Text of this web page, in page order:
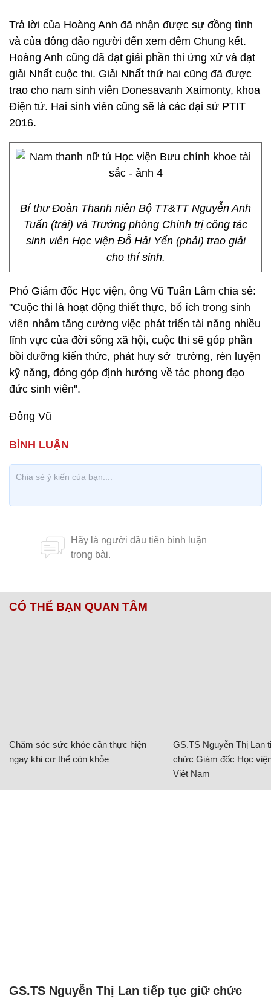
Trả lời của Hoàng Anh đã nhận được sự đồng tình
và của đông đảo người đến xem đêm Chung kết.
Hoàng Anh cũng đã đạt giải phần thi ứng xử và đạt
giải Nhất cuộc thi. Giải Nhất thứ hai cũng đã được
trao cho nam sinh viên Donesavanh Xaimonty, khoa
Điện tử. Hai sinh viên cũng sẽ là các đại sứ PTIT
2016.
Bí thư Đoàn Thanh niên Bộ TT&TT Nguyễn Anh
Tuấn (trái) và Trưởng phòng Chính trị công tác
sinh viên Học viện Đỗ Hải Yến (phải) trao giải
cho thí sinh.
Phó Giám đốc Học viện, ông Vũ Tuấn Lâm chia sẻ:
"Cuộc thi là hoạt động thiết thực, bổ ích trong sinh
viên nhằm tăng cường việc phát triển tài năng nhiều
lĩnh vực của đời sống xã hội, cuộc thi sẽ góp phần
bồi dưỡng kiến thức, phát huy sở trường, rèn luyện
kỹ năng, đóng góp định hướng về tác phong đạo
đức sinh viên".
Đông Vũ
CÓ THỂ BẠN QUAN TÂM
Chăm sóc sức khỏe cần thực hiện
ngay khi cơ thể còn khỏe
GS.TS Nguyễn Thị Lan
chức Giám đốc Học
Việt Nam
GS.TS Nguyễn Thị Lan tiếp tục giữ chức